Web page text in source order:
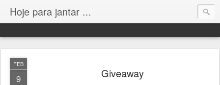
Hoje para jantar ...
FEB
9 Giveaway